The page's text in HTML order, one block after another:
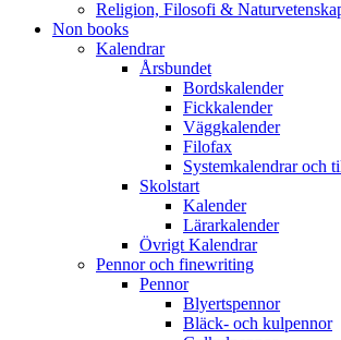
Religion, Filosofi &
Non books
Kalendrar
Årsbundet
Bordskalender
Fickkalender
Väggkalender
Filofax
Systemkalendrar och
Skolstart
Kalender
Lärarkalender
Övrigt Kalendrar
Pennor och finewriting
Pennor
Blyertspennor
Bläck- och kulpennor